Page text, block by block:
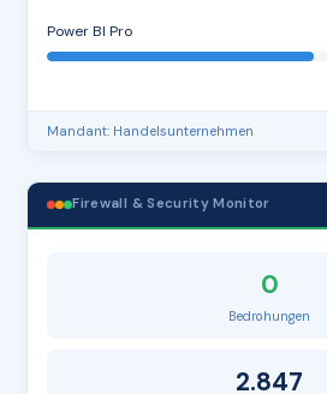
Power BI Pro
Mandant: Handelsunternehmen
Firewall & Security Monitor
0
Bedrohungen
2.847